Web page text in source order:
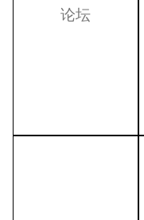
论坛